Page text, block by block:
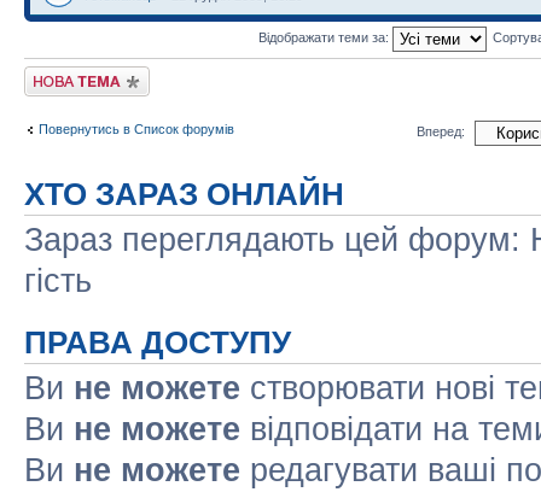
Відображати теми за:
Створити нову тему
Повернутись в Список форумів Вперед:
ХТО ЗАРАЗ ОНЛАЙН
Зараз переглядають цей форум:
гість
ПРАВА ДОСТУПУ
Ви не можете створювати нові
Ви не можете відповідати на
Ви не можете редагувати ваші